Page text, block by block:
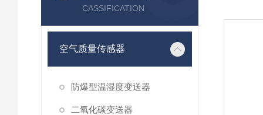
CASSIFICATION
空气质量传感器
防爆型温湿度变送器
二氧化碳变送器